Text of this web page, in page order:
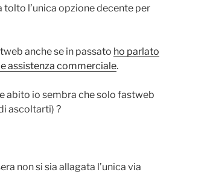
tolto l’unica opzione decente per
anche se in passato ho parlato
assistenza commerciale.
abito io sembra che solo fastweb
ascoltarti) ?
non si sia allagata l’unica via